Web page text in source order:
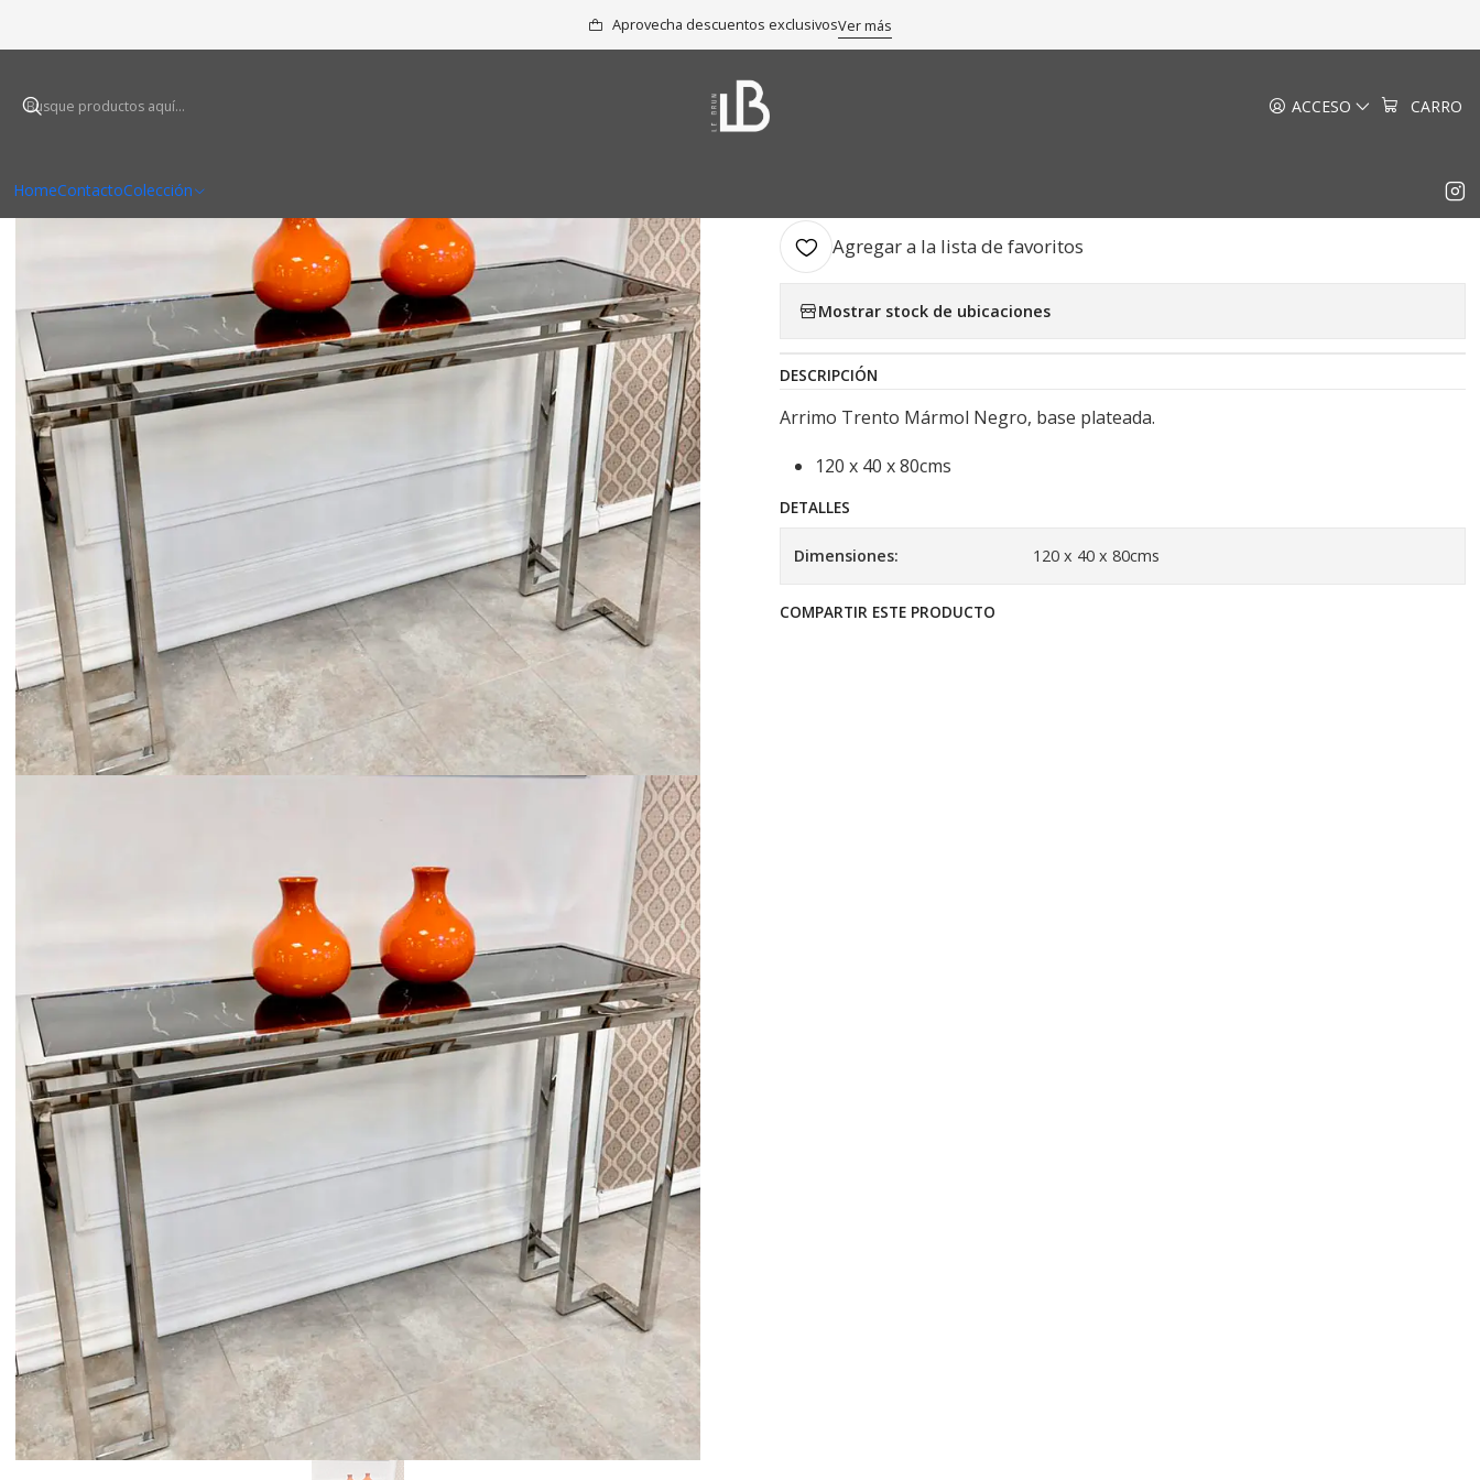
ACCESO CARRO
HomeContactoColección
Aprovecha descuentos exclusivosVer más
Arrimos, Buffets y Aparadores Arrimo Trento Mármol Negro
Arrimo Trento Mármol Negro
Agregar a la lista de favoritos
Mostrar stock de ubicaciones
DESCRIPCIÓN
Arrimo Trento Mármol Negro, base plateada.
120 x 40 x 80cms
DETALLES
Dimensiones: 120 x 40 x 80cms
COMPARTIR ESTE PRODUCTO